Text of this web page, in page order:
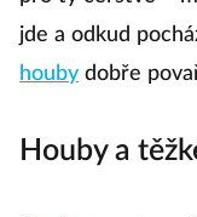
jde a odkud
houby dobře
Houby a